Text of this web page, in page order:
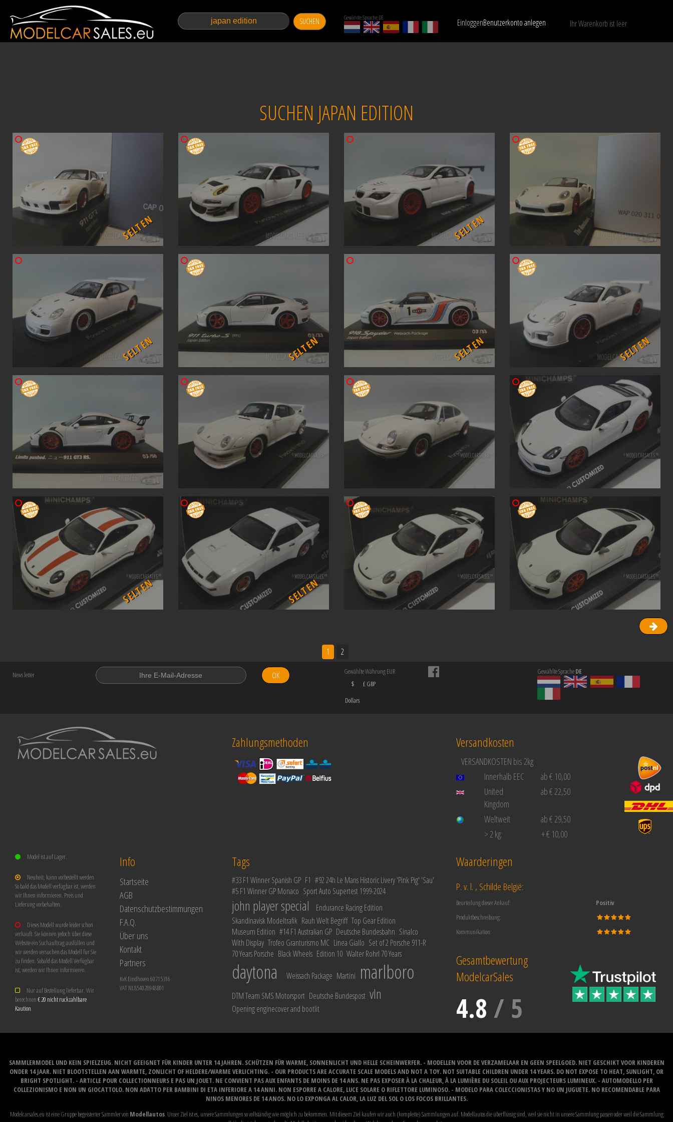
SUCHEN Gewählte Sprache DE EinloggenBenutzerkonto anlegen Ihr Warenkorb ist leer
Nur verfügbare Modelle anzeigen LÖSCHEN
SUCHEN JAPAN EDITION
SELTEN SELTEN
SELTEN SELTEN SELTEN SELTEN
SELTEN SELTEN
1 2
News letter OK
Gewählte Währung EUR
$
Dollars
£ GBP
Gewählte SpracheDE
Zahlungsmethoden Versandkosten
VERSANDKOSTEN bis 2kg
Innerhalb EEC
ab € 10,00
United
Kingdom
ab € 22,50
Weltweit
ab € 29,50
> 2 kg:
+ € 10,00
Model ist auf Lager.
Neuheit, kann vorbestellt werden.
So bald das Modell verfügbar ist, werden
wir Ihnen informieren. Preis und
Lieferung vorbehalten.
Dieses Modell wurde leider schon
verkauft. Sie können jedoch über diese
Website ein Suchauftrag ausfüllen und
wir werden versuchen das Modell fur Sie
zu finden. Sobald das Modell Verfügbar
ist, werden wir Ihnen informieren.
Nur auf Bestellung lieferbar. Wir
berechnen€ 20 nicht ruckzahlbare
Kaution.
Info
Startseite
AGB
Datenschutzbestimmungen
F.A.Q.
Über uns
Kontakt
Partners
KvK Eindhoven 60715316
VAT NL854028948B01
Tags
#33 F1 Winner Spanish GP F1 #92 24h Le Mans Historic Livery 'Pink Pig' 'Sau'
#5 F1 Winner GP Monaco Sport Auto Supertest 1999-2024
john player special
Endurance Racing Edition
Skandinavisk Modeltrafik Rauh Welt Begriff Top Gear Edition
Museum Edition #14 F1 Australian GP Deutsche Bundesbahn Sinalco
With Display Trofeo Granturismo MC Linea Giallo Set of 2 Porsche 911-R
70 Years Porsche Black Wheels Edition 10 Walter Rohrl 70 Years
daytona Weissach Package Martini marlboro
DTM Team SMS Motorsport Deutsche Bundespost vln
Opening enginecover and bootlit
Waarderingen
P. v. l. , Schilde België:
Beurteilung dieser Ankauf:
Positiv
Produktbeschreibung:
Kommunikation:
Gesamtbewertung
ModelcarSales
4.8 / 5
SAMMLERMODEL UND KEIN SPIELZEUG. NICHT GEEIGNET FÜR KINDER UNTER 14 JAHREN. SCHÜTZEN FÜR WARME, SONNENLICHT UND HELLE SCHEINWERFER. - MODELLEN VOOR DE VERZAMELAAR EN GEEN SPEELGOED. NIET GESCHIKT VOOR KINDEREN
ONDER 14 JAAR. NIET BLOOTSTELLEN AAN WARMTE, ZONLICHT OF HELDERE/WARME VERLICHTING. - OUR PRODUCTS ARE ACCURATE SCALE MODELS AND NOT A TOY. NOT SUITABLE CHILDREN UNDER 14 YEARS. DO NOT EXPOSE TO HEAT, SUNLIGHT, OR
BRIGHT SPOTLIGHT. - ARTICLE POUR COLLECTIONNEURS E PAS UN JOUET. NE CONVIENT PAS AUX ENFANTS DE MOINS DE 14 ANS. NE PAS EXPOSER À LA CHALEUR, À LA LUMIÈRE DU SOLEIL OU AUX PROJECTEURS LUMINEUX. - AUTOMODELLO PER
COLLEZIONISMO E NON UN GIOCATTOLO. NON ADATTO PER BAMBINI DI ETA INFERIORE A 14 ANNI. NON ESPORRE A CALORE, LUCE SOLARE O RIFLETTORE LUMINOSO. - MODELO PARA COLECCIONISTAS Y NO UN JUGUETE. NO RECOMENDABLE PARA
NINOS MENORES DE 14 ANOS. NO LO EXPONGA AL CALOR, LA LUZ DEL SOL O LOS FOCOS BRILLANTES.
Modelcarsales.eu ist eine Gruppe begeisterter Sammler von Modellautos. Unser Ziel ist es, unsere Sammlungen so vollständig wie möglich zu bekommen. Mit diesem Ziel kaufen wir auch (komplette) Sammlungen auf. Modellautos die überflüssig sind, weil sie nicht in unsere Sammlung passen oder weil die Sammlung